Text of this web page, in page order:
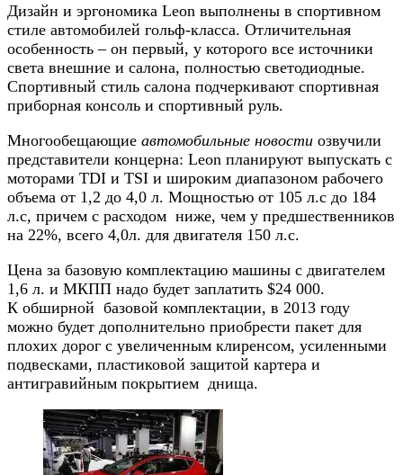
Дизайн и эргономика Leon выполнены в спортивном
стиле автомобилей гольф-класса. Отличительная
особенность – он первый, у которого все источники
света внешние и салона, полностью светодиодные.
Спортивный стиль салона подчеркивают спортивная
приборная консоль и спортивный руль.
Многообещающие автомобильные новости озвучили
представители концерна: Leon планируют выпускать с
моторами TDI и TSI и широким диапазоном рабочего
объема от 1,2 до 4,0 л. Мощностью от 105 л.с до 184
л.с, причем с расходом ниже, чем у предшественников
на 22%, всего 4,0л. для двигателя 150 л.с.
Цена за базовую комплектацию машины с двигателем
1,6 л. и МКПП надо будет заплатить $24 000.
К обширной базовой комплектации, в 2013 году
можно будет дополнительно приобрести пакет для
плохих дорог с увеличенным клиренсом, усиленными
подвесками, пластиковой защитой картера и
антигравийным покрытием днища.